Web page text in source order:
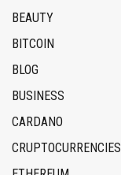
BEAUTY
BITCOIN
BLOG
BUSINESS
CARDANO
CRUPTOCURRENCIES